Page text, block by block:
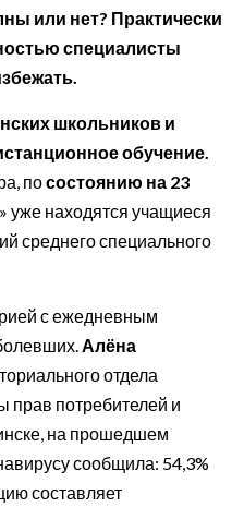
или нет? Практически
специалисты
школьников и
обучение.
посостоянию на 23
уже находятся учащиеся
среднего специального
с ежедневным
Алёна
отдела
потребителей и
на прошедшем
сообщила: 54,3%
составляет